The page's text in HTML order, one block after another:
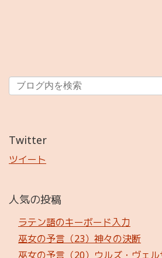
Twitter
ツイート
人気の投稿
ラテン語のキーボード入力
巫女の予言（23）神々の決断
巫女の予言（20）ウルズ・ヴェ